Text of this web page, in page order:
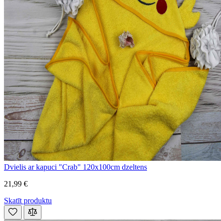
Dvielis ar kapuci "Crab" 120x100cm dzeltens
21,99 €
Skatīt produktu